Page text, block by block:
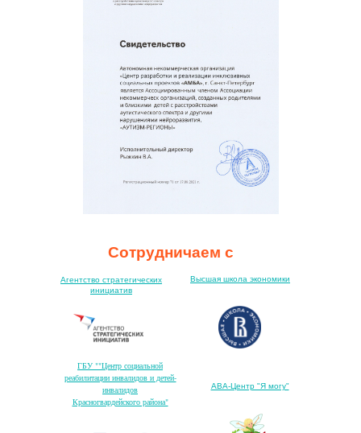
Сотрудничаем с
Агентство стратегических
инициатив
Высшая школа экономики
АВА-Центр "Я могу"
ГБУ ""Центр социальной
реабилитации инвалидов и детей-
инвалидов
Красногвардейского района"